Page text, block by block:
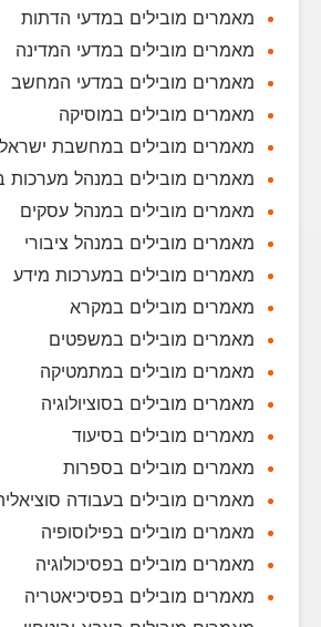
מאמרים מובילים במדעי הדתות
מאמרים מובילים במדעי המדינה
מאמרים מובילים במדעי המחשב
מאמרים מובילים במוסיקה
מאמרים מובילים במחשבת ישראל
מאמרים מובילים במנהל מערכות
מאמרים מובילים במנהל עסקים
מאמרים מובילים במנהל ציבורי
מאמרים מובילים במערכות מידע
מאמרים מובילים במקרא
מאמרים מובילים במשפטים
מאמרים מובילים במתמטיקה
מאמרים מובילים בסוציולוגיה
מאמרים מובילים בסיעוד
מאמרים מובילים בספרות
מאמרים מובילים בעבודה
מאמרים מובילים בפילוסופיה
מאמרים מובילים בפסיכולוגיה
מאמרים מובילים בפסיכיאטריה